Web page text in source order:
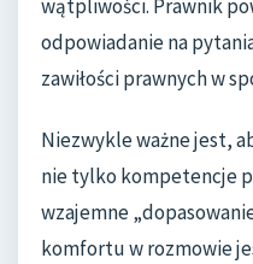
wątpliwości. Prawnik
odpowiadanie na
zawiłości prawnych w
Niezwykle ważne jest,
nie tylko kompetencje
wzajemne
komfortu w rozmowie